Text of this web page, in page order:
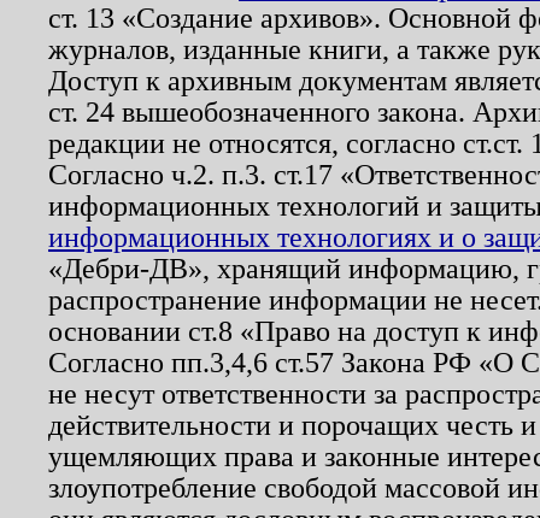
ст. 13 «Создание архивов». Основной
журналов, изданные книги, а также
Доступ к архивным документам
ст. 24 вышеобозначенного закона.
редакции не относятся, согласно
Согласно ч.2. п.3. ст.17
информационных технологий и
информационных технологиях и о
«Дебри-ДВ», хранящий информацию,
распространение информации не
основании ст.8 «Право на доступ к
Согласно пп.3,4,6 ст.57 Закона РФ «О
не несут ответственности за
действительности и порочащих честь
ущемляющих права и законные
злоупотребление свободой массовой